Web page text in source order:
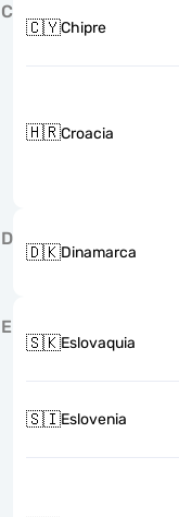
C
🇨🇾Chipre
🇭🇷Croacia
D
🇩🇰Dinamarca
E
🇸🇰Eslovaquia
🇸🇮Eslovenia